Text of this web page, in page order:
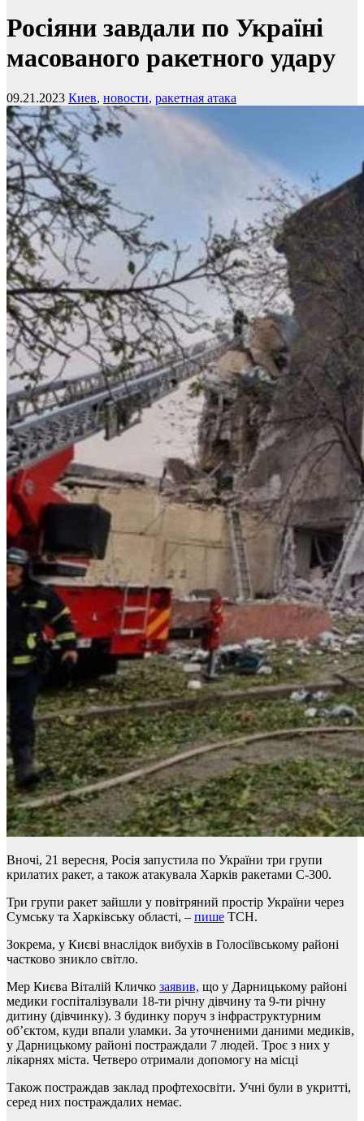
Росіяни завдали по Україні
масованого ракетного удару
09.21.2023 Киев, новости, ракетная атака
Вночі, 21 вересня, Росія запустила по України три групи
крилатих ракет, а також атакувала Харків ракетами С-300.
Три групи ракет зайшли у повітряний простір України через
Сумську та Харківську області, – пише ТСН.
Зокрема, у Києві внаслідок вибухів в Голосіївському районі
частково зникло світло.
Мер Києва Віталій Кличко заявив, що у Дарницькому районі
медики госпіталізували 18-ти річну дівчину та 9-ти річну
дитину (дівчинку). З будинку поруч з інфраструктурним
обʼєктом, куди впали уламки. За уточненими даними медиків,
у Дарницькому районі постраждали 7 людей. Троє з них у
лікарнях міста. Четверо отримали допомогу на місці
Також постраждав заклад профтехосвіти. Учні були в укритті,
серед них постраждалих немає.